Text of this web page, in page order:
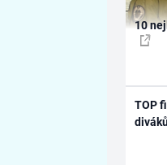
10
TOP